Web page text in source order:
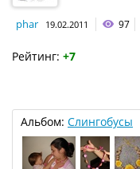
phar 19.02.2011 97
Рейтинг: +7
Альбом: Слингобусы